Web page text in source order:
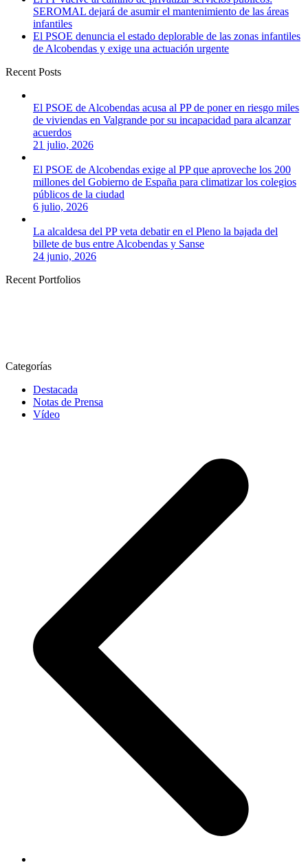
SEROMAL dejará de asumir el mantenimiento de las áreas
infantiles
El PSOE denuncia el estado deplorable de las zonas infantiles
de Alcobendas y exige una actuación urgente
Recent Posts
El PSOE de Alcobendas acusa al PP de poner en riesgo miles
de viviendas en Valgrande por su incapacidad para alcanzar
acuerdos
21 julio, 2026
El PSOE de Alcobendas exige al PP que aproveche los 200
millones del Gobierno de España para climatizar los colegios
públicos de la ciudad
6 julio, 2026
La alcaldesa del PP veta debatir en el Pleno la bajada del
billete de bus entre Alcobendas y Sanse
24 junio, 2026
Recent Portfolios
Categorías
Destacada
Notas de Prensa
Vídeo